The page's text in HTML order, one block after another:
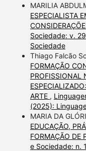
MARILIA
ESPECIALISTA
Sociedade: v.
Sociedade
Thiago Falcão
FORMAÇÃO
PROFISSIONAL
ARTE ,
(2025):
MARIA DA
EDUCAÇÃO,
FORMAÇÃO DE
e Sociedade: n.